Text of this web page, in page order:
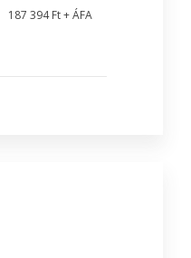
187 394 Ft + ÁFA